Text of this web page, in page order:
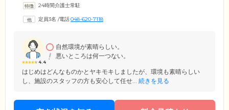
をご提供しています。ホームでは最大9名のご入居者様が1つのグループ
様お一人おひとりの個性や「できること」を把握し、それぞれに適した
を目指します。
24時間介護士常駐
定員3名 /電話048-620-7118
4.4
自然環境が素晴らしい。
悪いところは何一つない。
はじめはどんなものかとヤキモキしましたが、環境も素晴らしい
し、施設のスタッフの方も安心して任せ... 続きを見る